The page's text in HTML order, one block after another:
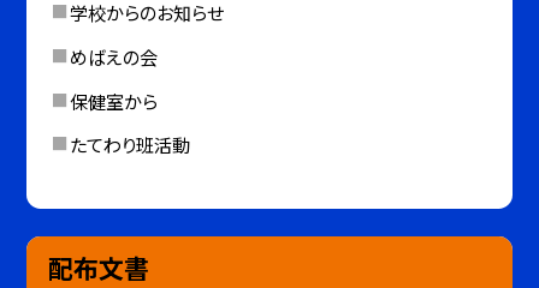
学校からのお知らせ
めばえの会
保健室から
たてわり班活動
配布文書